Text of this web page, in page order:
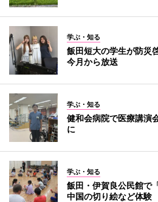
学ぶ・知る
飯田短大の学生が防災
今月から放送
学ぶ・知る
健和会病院で医療講
に
学ぶ・知る
飯田・伊賀良公民館
中国の切り絵など体験